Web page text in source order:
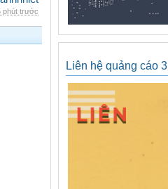
phút trước
Liên hệ quảng cáo 3